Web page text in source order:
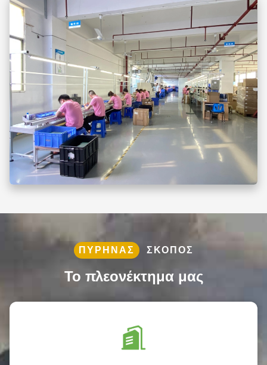
ΠΥΡΉΝΑΣ ΣΚΟΠΌΣ
Το πλεονέκτημα μας